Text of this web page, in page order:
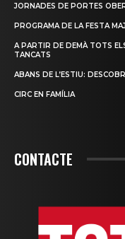
JORNADES DE PORTES
PROGRAMA DE LA FESTA
A PARTIR DE DEMÀ TOTS
TANCATS
ABANS DE L’ESTIU:
CIRC EN FAMÍLIA
CONTACTE